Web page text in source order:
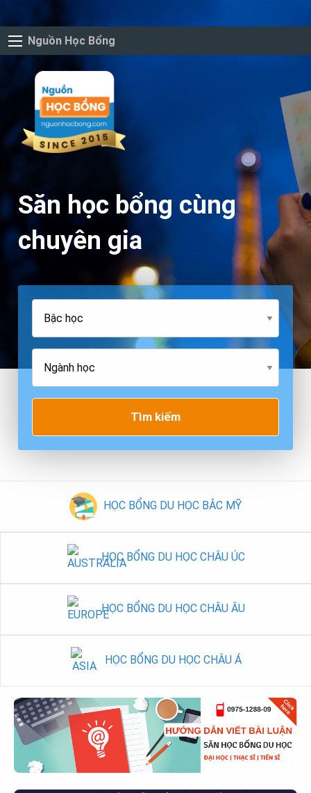
Nguồn Học Bổng
Săn học bổng cùng
chuyên gia
Tìm kiếm
HỌC BỔNG DU HỌC BẮC MỸ
HỌC BỔNG DU HỌC CHÂU ÚC
HỌC BỔNG DU HỌC CHÂU ÂU
HỌC BỔNG DU HỌC CHÂU Á